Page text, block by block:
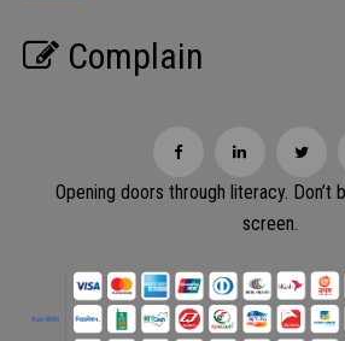
Complain
Opening doors through literacy. Don’t
screen.